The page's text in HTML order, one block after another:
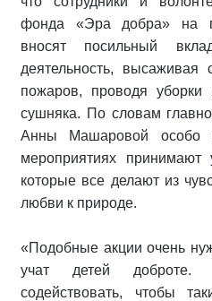
фонда «Эра добра» на
вносят посильный
деятельность,
пожаров, проводя
сушняка. По словам
Анны Машаровой особо
мероприятиях
которые все делают из
любви к природе.
«Подобные акции очень
учат детей доброте.
содействовать, чтобы